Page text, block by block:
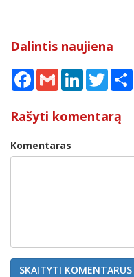
Dalintis naujiena
Facebook
Gmail LinkedInTwitter
Rašyti komentarą
Komentaras
SKAITYTI KOMENTARUS